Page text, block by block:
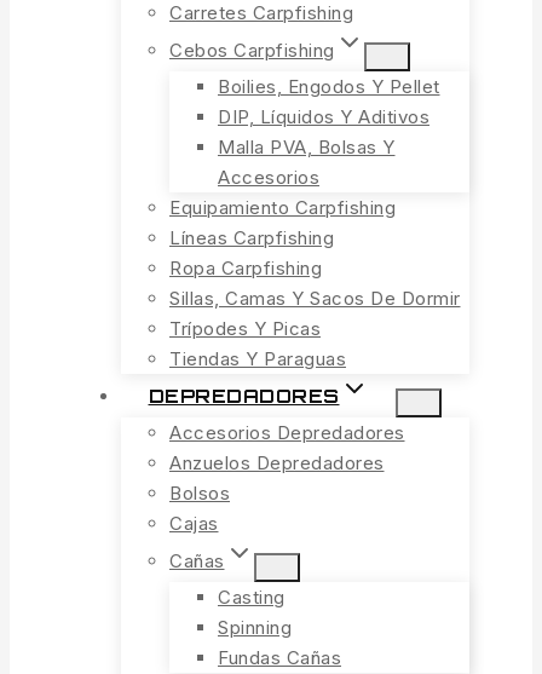
Carretes Carpfishing
Cebos Carpfishing
Boilies, Engodos Y Pellet
DIP, Líquidos Y Aditivos
Malla PVA, Bolsas Y
Accesorios
Equipamiento Carpfishing
Líneas Carpfishing
Ropa Carpfishing
Sillas, Camas Y Sacos De Dormir
Trípodes Y Picas
Tiendas Y Paraguas
DEPREDADORES
Accesorios Depredadores
Anzuelos Depredadores
Bolsos
Cajas
Cañas
Casting
Spinning
Fundas Cañas